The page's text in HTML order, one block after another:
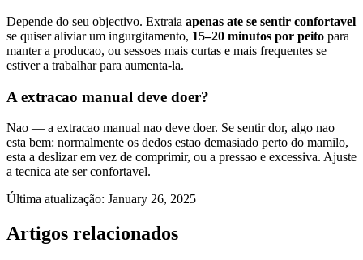
Depende do seu objectivo. Extraia apenas ate se sentir confortavel
se quiser aliviar um ingurgitamento, 15–20 minutos por peito para
manter a producao, ou sessoes mais curtas e mais frequentes se
estiver a trabalhar para aumenta-la.
A extracao manual deve doer?
Nao — a extracao manual nao deve doer. Se sentir dor, algo nao
esta bem: normalmente os dedos estao demasiado perto do mamilo,
esta a deslizar em vez de comprimir, ou a pressao e excessiva. Ajuste
a tecnica ate ser confortavel.
Última atualização: January 26, 2025
Artigos relacionados